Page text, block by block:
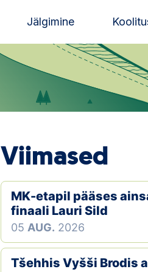
Jälgimine
Uudised
Alustajale
Eesti Orienteerumine 100!
Toetamine
Telli litsents!
Noored
Viimased
MK-etapil pääses
finaali Lauri Sild
05 AUG. 2026
Tšehhis Vyšši Brodis